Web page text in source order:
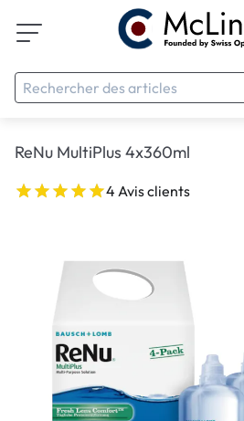
ReNu MultiPlus 4x360ml
4 Avis clients